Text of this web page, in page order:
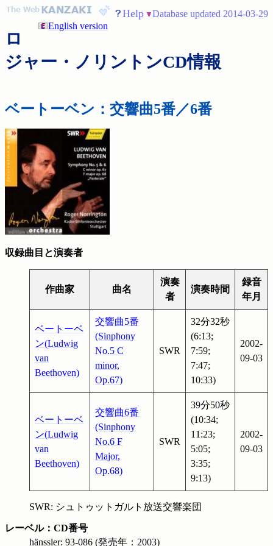
Help
Database updated 2014-03-29
English version
ロ
ジャー・ノリントンCD情報
ベートーベン：交響曲5番／6番
収録曲目と演奏者
作曲家 曲名
演奏
者
演奏時間
録音
年月
ベートーベ
ン(Ludwig
van
Beethoven)
交響曲5番
(Sinphony
No.5 C
minor,
Op.67)
SWR
32分32秒
(6:13;
7:59;
7:47;
10:33)
2002-
09-03
ベートーベ
ン(Ludwig
van
Beethoven)
交響曲6番
(Sinphony
No.6 F
Major,
Op.68)
SWR
39分50秒
(10:34;
11:23;
5:05;
3:35;
9:13)
2002-
09-03
SWR: シュトゥットガルト放送交響楽団
レーベル：CD番号
hänssler: 93-086 (発売年：2003)